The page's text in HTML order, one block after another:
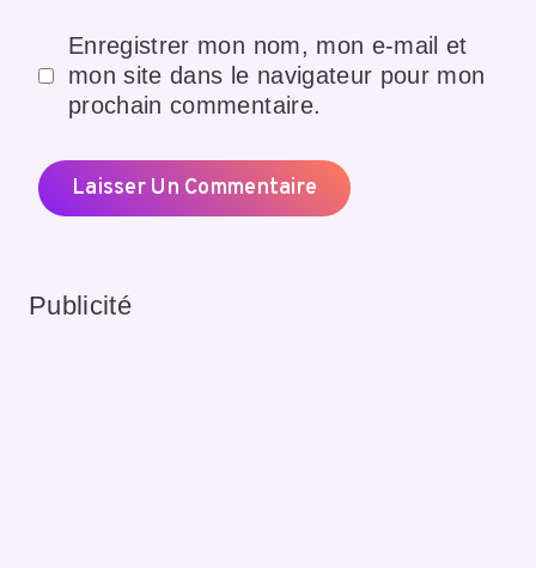
Enregistrer mon nom, mon e-mail et
mon site dans le navigateur pour mon
prochain commentaire.
Publicité